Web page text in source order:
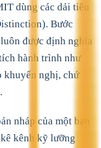
dùng các dải tiêu
Bước
được định nghĩa
hành trình như
khuyến nghị, chứ
nháp của một bạn
kênh kỹ lưỡng